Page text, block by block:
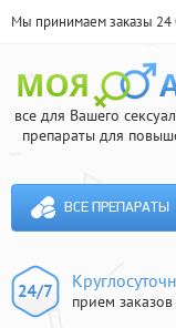
Мы принимаем заказы 24
все для Вашего
препараты для
ВСЕ ПРЕПАРАТЫ
прием заказов